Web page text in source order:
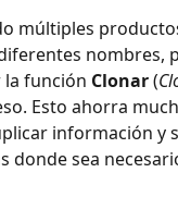
múltiples
nombres,
la función Clonar (
Esto ahorra
información y
donde sea